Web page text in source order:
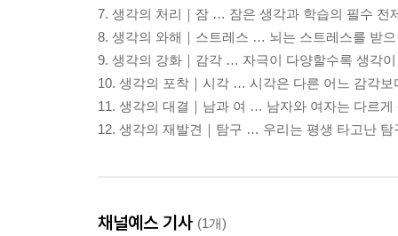
7. 생각의 처리｜잠 … 잠은 생각과 학습의 필수 전
8. 생각의 와해｜스트레스 … 뇌는 스트레스를 받
9. 생각의 강화｜감각 … 자극이 다양할수록 생각
10. 생각의 포착｜시각 … 시각은 다른 어느 감각보
11. 생각의 대결｜남과 여 … 남자와 여자는 다르게
12. 생각의 재발견｜탐구 … 우리는 평생 타고난 탐
채널예스 기사 (1개)